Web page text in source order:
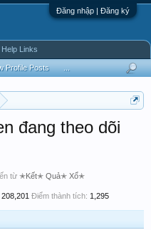
Đăng nhập | Đăng ký
đang theo dõi
từ ✭Kết✭ Quả✭ Xổ✭
208,201 Điểm thành tích: 1,295
Profile Posts
Help Links